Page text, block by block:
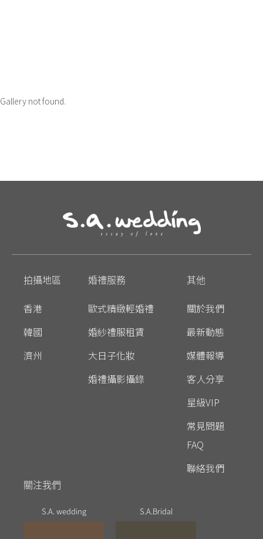
Gallery not found.
拍攝地區
香港
韓國
濟州
婚禮服務
歐式精緻輕婚禮
婚紗禮服租賃
大日子化妝
婚禮攝影攝錄
其他
關於我們
最新動態
媒體報導
客人分享
星級VIP
常見問題
FAQ
聯絡我們
關注我們
S.A. wedding S.A.Bridal